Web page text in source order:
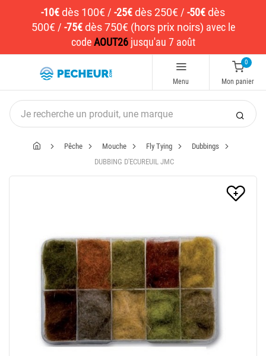
-10€dès 100€ / -25€dès 250€ / -50€dès
500€/ -75€ dès 750€ (hors prix noirs) avec le
codeAOUT26jusqu'au 7 août
Menu
0
Mon panier
Pêche Mouche Fly Tying
Dubbings
DUBBING D'ECUREUIL JMC